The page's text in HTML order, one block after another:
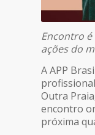
Encontro
ações do
A APP
Outra
encontro
próxima